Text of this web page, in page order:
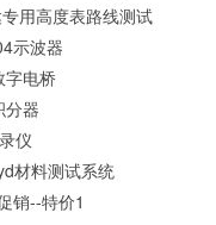
用高度表路线测试
示波器
字电桥
分器
仪
材料测试系统
销--特价1